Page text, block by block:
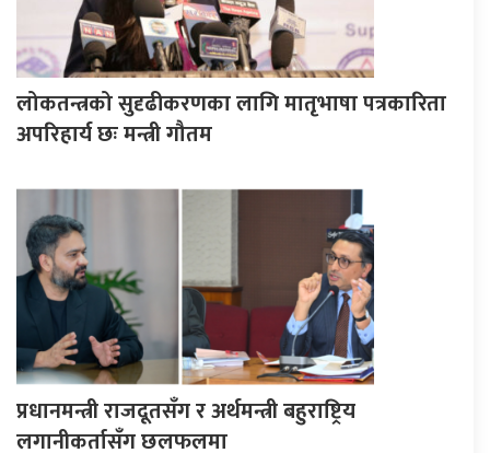
लोकतन्त्रको सुदृढीकरणका लागि मातृभाषा पत्रकारिता
अपरिहार्य छः मन्त्री गौतम
प्रधानमन्त्री राजदूतसँग र अर्थमन्त्री बहुराष्ट्रिय
लगानीकर्तासँग छलफलमा